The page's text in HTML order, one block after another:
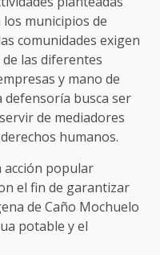
municipios de
comunidades exigen
las diferentes
y mano de
defensoría busca ser
de mediadores
humanos.
acción popular
el fin de garantizar
de Caño Mochuelo
potable y el